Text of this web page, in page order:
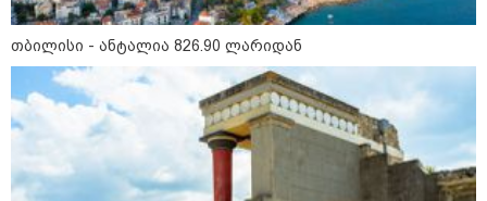
15:49 / 06-08-2026
შეიძინე ალდაგის სამოგზაურო დაზღვევა და
მიიღე გაორმაგებული ინტერნეტი
საზოგადოება
თბილისი - ანტალია 826.90 ლარიდან